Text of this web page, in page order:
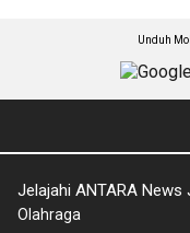
Unduh
Jelajahi ANTARA News
Olahraga